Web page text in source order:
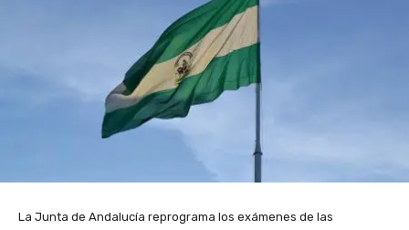
La Junta de Andalucía reprograma los exámenes de las